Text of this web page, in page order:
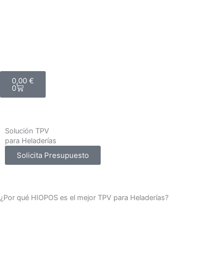
0,00 €
0
Carrito
Solución TPV
para Heladerías
Solicita Presupuesto
¿Por qué HIOPOS es el mejor TPV para Heladerías?